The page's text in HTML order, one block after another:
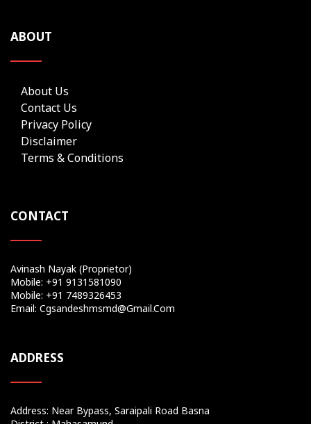
ABOUT
About Us
Contact Us
Privacy Policy
Disclaimer
Terms & Conditions
CONTACT
Avinash Nayak (Proprietor)
Mobile: +91 9131581090
Mobile: +91 7489326453
Email: Cgsandeshmsmd@gmail.com
ADDRESS
Address: Near Bypass, Saraipali Road Basna